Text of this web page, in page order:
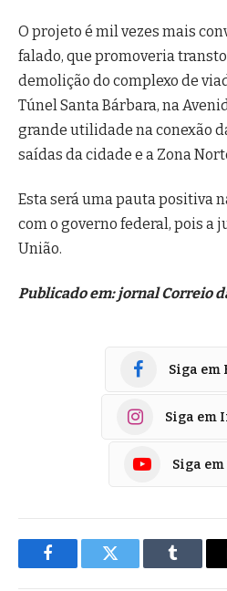
O projeto é mil vezes mais
falado, que promoveria
demolição do complexo de
Túnel Santa Bárbara, na
grande utilidade na conexão
saídas da cidade e a Zona
Esta será uma pauta positiva
com o governo federal, pois a
União.
Publicado em: jornal Correio
Siga em
Siga em
Siga
FacebookTwitter Tumblr